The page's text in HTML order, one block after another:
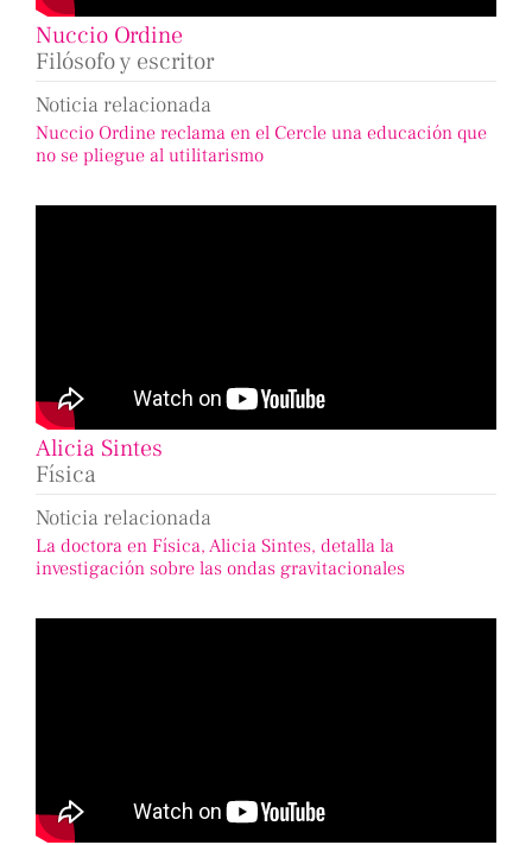
Nuccio Ordine
Filósofo y escritor
Noticia relacionada
Nuccio Ordine reclama en el Cercle una educación que
no se pliegue al utilitarismo
Alicia Sintes
Física
Noticia relacionada
La doctora en Física, Alicia Sintes, detalla la
investigación sobre las ondas gravitacionales